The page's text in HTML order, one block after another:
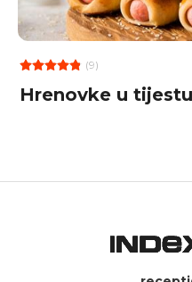
(9)
Hrenovke u tijestu